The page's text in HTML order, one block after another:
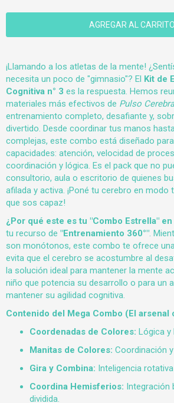
¡Llamando a los atletas de la mente!
necesita un poco de "gimnasio"? El Kit de
Cognitiva n° 3 es la respuesta. Hemos
materiales más efectivos de Pulso
entrenamiento completo, desafiante y,
divertido. Desde coordinar tus manos
complejas, este combo está diseñado
capacidades: atención, velocidad de
coordinación y lógica. Es el pack que no
consultorio, aula o escritorio de quienes
afilada y activa. ¡Poné tu cerebro en modo
que sos capaz!
¿Por qué este es tu "Combo Estrella"
tu recurso de "Entrenamiento 360°".
son monótonos, este combo te ofrece
evita que el cerebro se acostumbre al
la solución ideal para mantener la mente
niño que potencia su desarrollo o para un
mantener su agilidad cognitiva.
Contenido del Mega Combo (El arsenal
Coordenadas de Colores: Lógica y
Manitas de Colores: Coordinación
Gira y Combina: Inteligencia
Coordina Hemisferios: Integración
dividida.